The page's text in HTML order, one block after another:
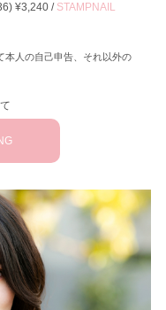
¥3,240 / STAMPNAIL
本人の自己申告、それ以外の